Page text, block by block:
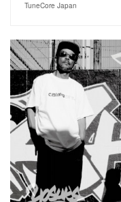
TuneCore Japan